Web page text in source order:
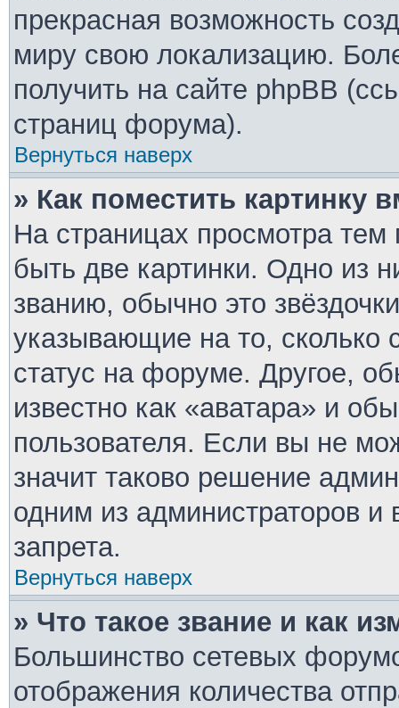
прекрасная возможность
миру свою локализацию.
получить на сайте phpBB
страниц форума).
Вернуться наверх
» Как поместить картинку
На страницах просмотра тем
быть две картинки. Одно из
званию, обычно это
указывающие на то,
статус на форуме. Другое,
известно как «аватара» и
пользователя. Если вы не
значит таково решение
одним из администраторов и
запрета.
Вернуться наверх
» Что такое звание и как
Большинство сетевых
отображения количества